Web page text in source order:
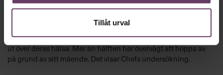
Tillåt urval
Chef undersökning: Chefer blir sjuka av
Sex av tio chefer anser att deras roll är så krävande att det går
ut över deras hälsa. Mer än hälften har övervägt att hoppa av
på grund av sitt mående. Det visar Chefs undersökning.